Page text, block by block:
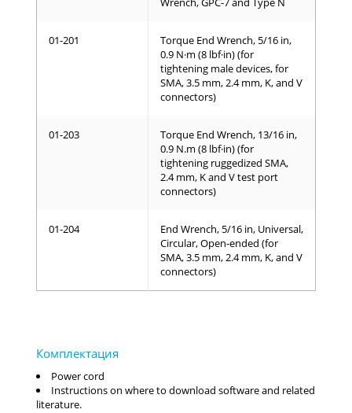
01-201
Torque End Wrench, 5/16 in,
0.9 N·m (8 lbf·in) (for
tightening male devices, for
SMA, 3.5 mm, 2.4 mm, K, and V
connectors)
01-203
Torque End Wrench, 13/16 in,
0.9 N.m (8 lbf·in) (for
tightening ruggedized SMA,
2.4 mm, K and V test port
connectors)
01-204
End Wrench, 5/16 in, Universal,
Circular, Open-ended (for
SMA, 3.5 mm, 2.4 mm, K, and V
connectors)
Power cord
Instructions on where to download software and related
literature.